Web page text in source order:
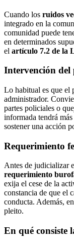
Cuando los ruidos
integrado en la
comunidad puede
en determinados
el artículo 7.2 de la
Intervención del
Lo habitual es que el
administrador.
partes policiales o
informada tendrá
sostener una acción
Requerimiento
Antes de judicializar
requerimiento
exija el cese de la
constancia de que el
conducta. Además,
pleito.
En qué consiste